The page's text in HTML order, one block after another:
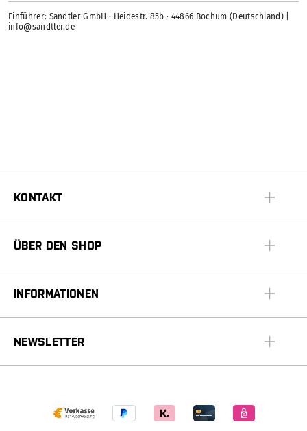
Einführer: Sandtler GmbH · Heidestr. 85b · 44866 Bochum (Deutschland) |
info@sandtler.de
KONTAKT
ÜBER DEN SHOP
INFORMATIONEN
NEWSLETTER